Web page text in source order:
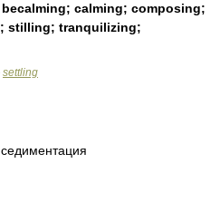
calming; composing;
stilling; tranquilizing;
settling